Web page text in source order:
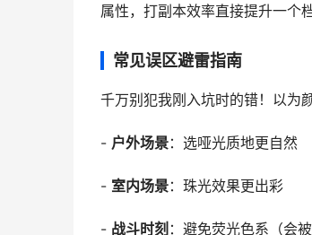
属性，打副本效率直接提升一个档
常见误区避雷指南
千万别犯我刚入坑时的错！以为
- 户外场景：选哑光质地更自然
- 室内场景：珠光效果更出彩
- 战斗时刻 ：避免荧光色系（会